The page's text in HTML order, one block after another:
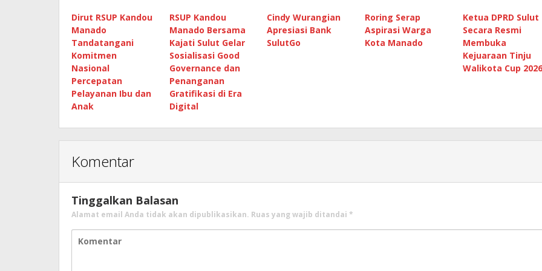
Dirut RSUP Kandou
Manado
Tandatangani
Komitmen
Nasional
Percepatan
Pelayanan Ibu dan
Anak
RSUP Kandou
Manado Bersama
Kajati Sulut Gelar
Sosialisasi Good
Governance dan
Penanganan
Gratifikasi di Era
Digital
Cindy Wurangian
Apresiasi Bank
SulutGo
Roring Serap
Aspirasi Warga
Kota Manado
Ketua DPRD Sulut
Secara Resmi
Membuka
Kejuaraan Tinju
Walikota Cup 2026
Komentar
Tinggalkan Balasan
Alamat email Anda tidak akan dipublikasikan. Ruas yang wajib ditandai *